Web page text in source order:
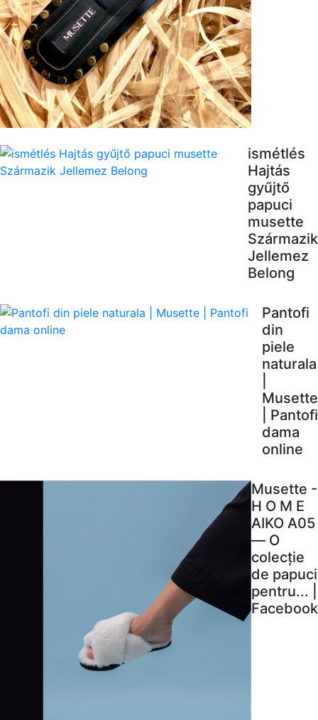
ismétlés
Hajtás
gyűjtő
papuci
musette
Származik
Jellemez
Belong
Pantofi
din
piele
naturala
Musette
| Pantofi
dama
online
Musette -
H O M E
AIKO A05
— O
colecție
de papuci
pentru... |
Facebook